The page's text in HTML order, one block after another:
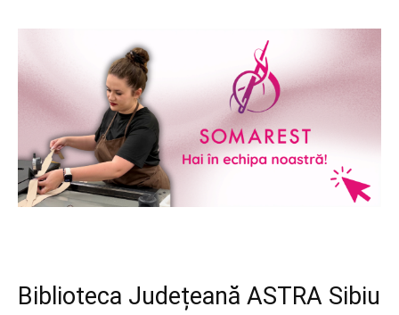
Biblioteca Județeană ASTRA Sibiu